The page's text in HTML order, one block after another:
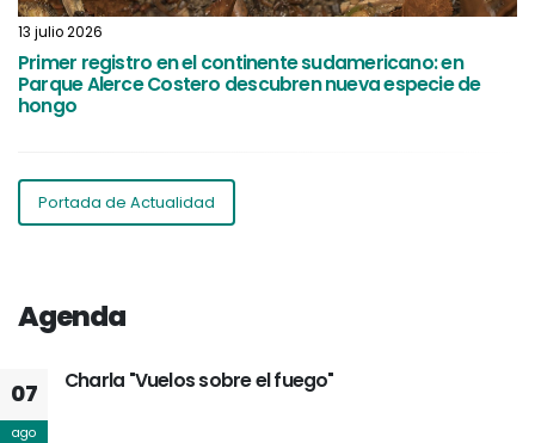
13 julio 2026
Primer registro en el continente sudamericano: en
Parque Alerce Costero descubren nueva especie de
hongo
Portada de Actualidad
Agenda
07
ago
Charla "Vuelos sobre el fuego"